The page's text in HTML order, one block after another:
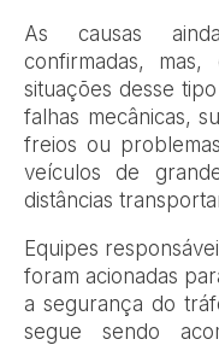
As causas
confirmadas,
situações desse
falhas mecânicas,
freios ou
veículos de
distâncias
Equipes
foram acionadas
a segurança do
segue sendo